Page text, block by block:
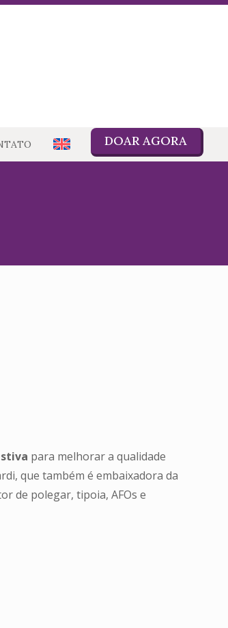
DOAR AGORA
para melhorar a qualidade
que também é embaixadora da
de polegar, tipoia, AFOs e